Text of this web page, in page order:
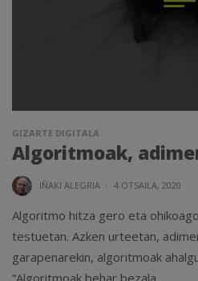
GIZARTE DIGITALA
Algoritmoak,
IÑAKI ALEGRIA · 4 OTSAILA, 2020
Algoritmo hitza gero eta
testuetan. Azken urteetan,
garapenarekin, algoritmoak